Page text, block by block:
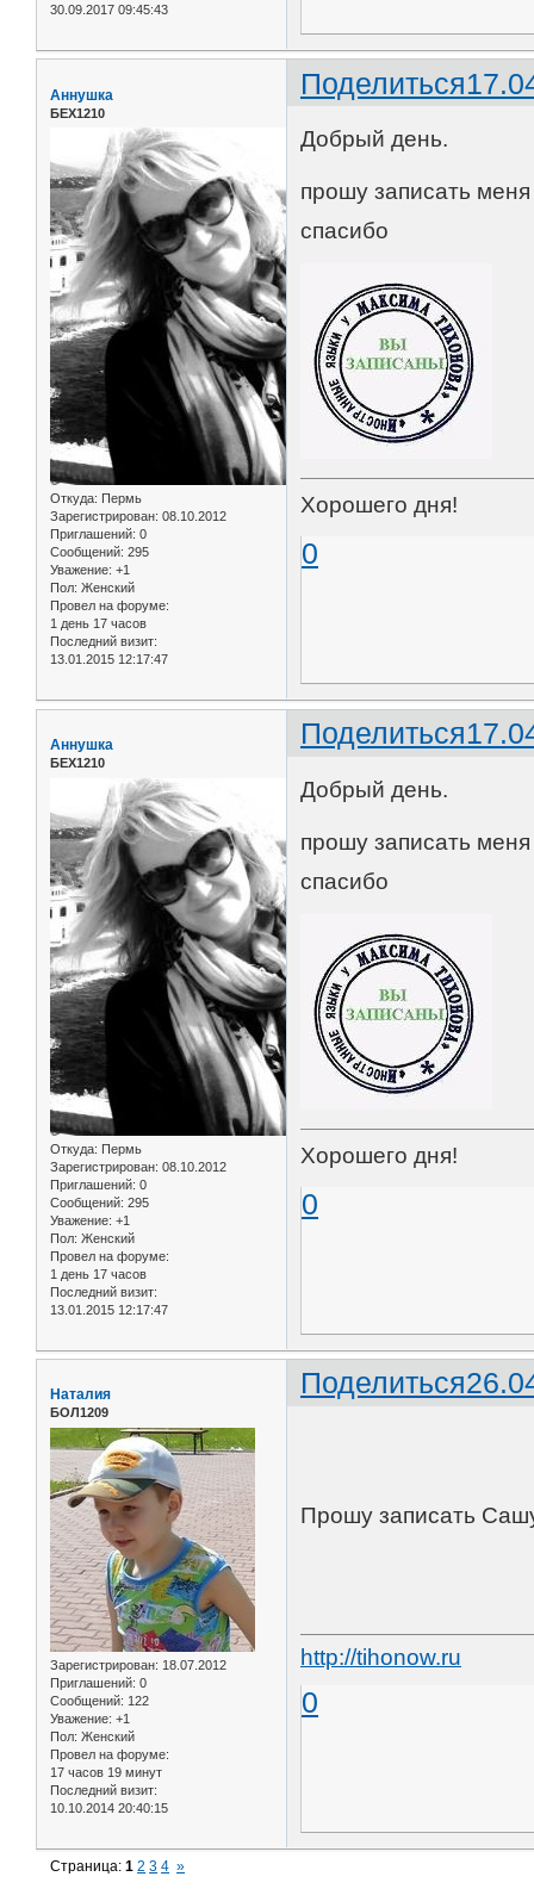
30.09.2017 09:45:43
Поделиться
Аннушка
БЕХ1210
Откуда: Пермь
Зарегистрирован: 08.10.2012
Приглашений: 0
Сообщений: 295
Уважение: +1
Пол: Женский
Провел на форуме:
1 день 17 часов
Последний визит:
13.01.2015 12:17:47
Добрый день.
прошу записать
спасибо
Хорошего дня!
0
Поделиться
Аннушка
БЕХ1210
Откуда: Пермь
Зарегистрирован: 08.10.2012
Приглашений: 0
Сообщений: 295
Уважение: +1
Пол: Женский
Провел на форуме:
1 день 17 часов
Последний визит:
13.01.2015 12:17:47
Добрый день.
прошу записать
спасибо
Хорошего дня!
0
Поделиться
Наталия
БОЛ1209
Зарегистрирован: 18.07.2012
Приглашений: 0
Сообщений: 122
Уважение: +1
Пол: Женский
Провел на форуме:
17 часов 19 минут
Последний визит:
10.10.2014 20:40:15
Прошу записать
http://tihonow.ru
0
Страница:1 2 3 4 »